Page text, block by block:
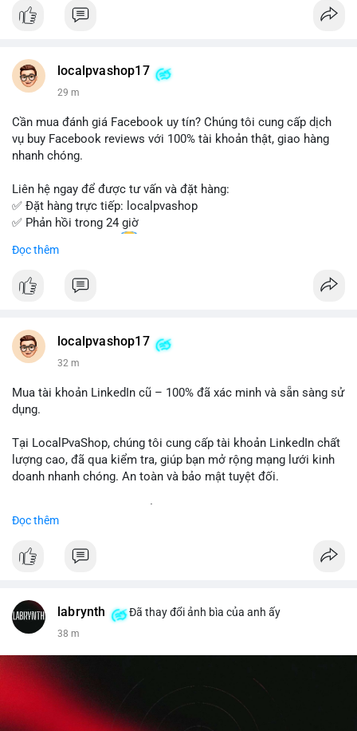
Đặt hàng ngay hôm nay để nhận ưu đãi tốt nhất!
- WhatsApp: +1 (66
215-8938
- Telegram: @localpvashop
Đừng bỏ lỡ cơ hội sở hữu tài khoản WeChat chất lượng với giá
tốt. Liên hệ ngay!
localpvashop17
29 m
Cần mua đánh giá Facebook uy tín? Chúng tôi cung cấp dịch
vụ buy Facebook reviews với 100% tài khoản thật, giao hàng
nhanh chóng.
Liên hệ ngay để được tư vấn và đặt hàng:
✅ Đặt hàng trực tiếp: localpvashop
✅ Phản hồi trong 24 giờ
✅ WhatsApp: +1 (66
✅ Telegram: @localpvashop
✅ Email: localpvashop@gmail.com
Đọc thêm
localpvashop17
32 m
Mua tài khoản LinkedIn cũ – 100% đã xác minh và sẵn sàng sử
dụng.
Tại LocalPvaShop, chúng tôi cung cấp tài khoản LinkedIn chất
lượng cao, đã qua kiểm tra, giúp bạn mở rộng mạng lưới kinh
doanh nhanh chóng. An toàn và bảo mật tuyệt đối.
✅ Phản hồi trong 24 giờ
✅ Email: localpvashop@gmail.com
Đọc thêm
labrynth Đã thay đổi ảnh bìa của anh ấy
38 m